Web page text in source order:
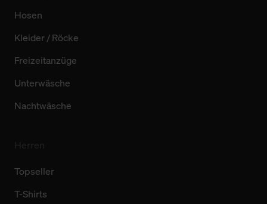
Hosen
Kleider / Röcke
Freizeitanzüge
Unterwäsche
Nachtwäsche
Topseller
T-Shirts